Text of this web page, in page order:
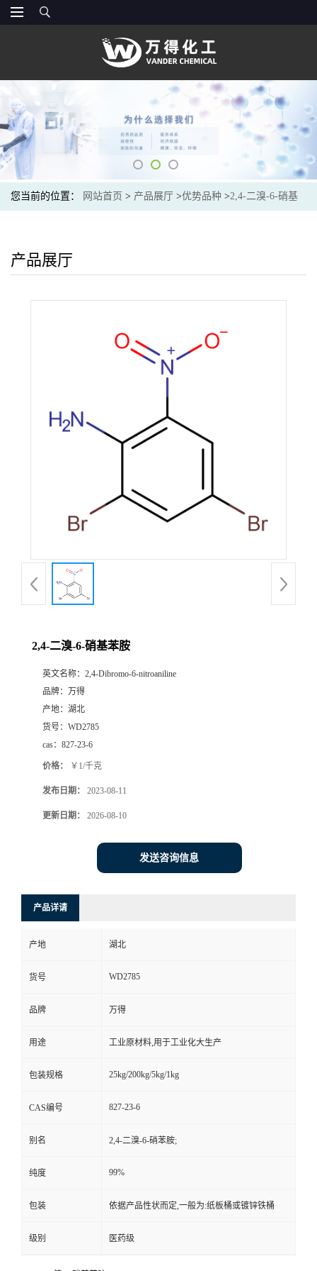
您当前的位置： 网站首页 > 产品展厅 >优势品种 >2,4-二溴-6-硝基
产品展厅
2,4-二溴-6-硝基苯胺
英文名称： 2,4-Dibromo-6-nitroaniline
品牌： 万得
产地： 湖北
货号： WD2785
cas： 827-23-6
价格： ￥1/千克
发布日期： 2023-08-11
更新日期： 2026-08-10
发送咨询信息
产品详请
产地 湖北
货号 WD2785
品牌 万得
用途 工业原材料,用于工业化大生产
包装规格 25kg/200kg/5kg/1kg
CAS编号 827-23-6
别名 2,4-二溴-6-硝苯胺;
纯度 99%
包装 依据产品性状而定,一般为:纸板桶或镀锌铁桶
级别 医药级